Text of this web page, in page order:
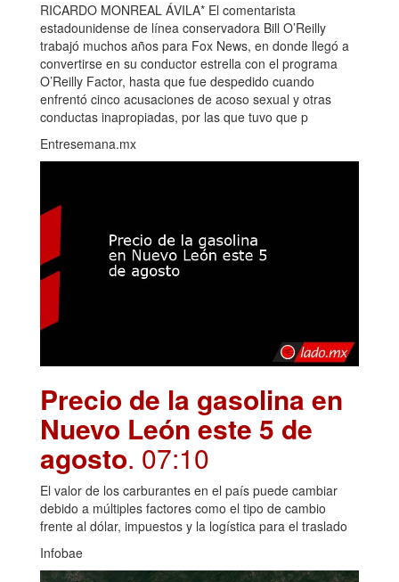
RICARDO MONREAL ÁVILA* El comentarista
estadounidense de línea conservadora Bill O’Reilly
trabajó muchos años para Fox News, en donde llegó a
convertirse en su conductor estrella con el programa
O’Reilly Factor, hasta que fue despedido cuando
enfrentó cinco acusaciones de acoso sexual y otras
conductas inapropiadas, por las que tuvo que p
Entresemana.mx
Precio de la gasolina en
Nuevo León este 5 de
agosto. 07:10
El valor de los carburantes en el país puede cambiar
debido a múltiples factores como el tipo de cambio
frente al dólar, impuestos y la logística para el traslado
Infobae